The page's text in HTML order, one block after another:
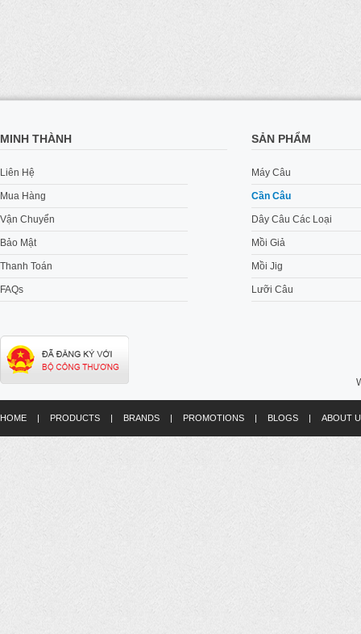
MINH THÀNH
Liên Hệ
Mua Hàng
Vận Chuyển
Bảo Mật
Thanh Toán
FAQs
SẢN PHẨM
Máy Câu
Cần Câu
Dây Câu Các Loại
Mồi Giả
Mồi Jig
Lưỡi Câu
HOME | PRODUCTS | BRANDS | PROMOTIONS | BLOGS | ABOUT